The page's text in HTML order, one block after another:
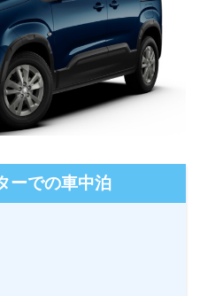
ーでの車中泊